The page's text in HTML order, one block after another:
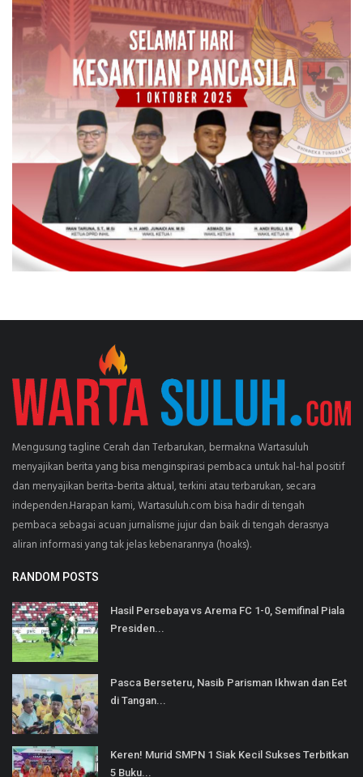
Mengusung tagline Cerah dan Terbarukan, bermakna Wartasuluh
menyajikan berita yang bisa menginspirasi pembaca untuk hal-hal positif
dan menyajikan berita-berita aktual, terkini atau terbarukan, secara
independen.Harapan kami, Wartasuluh.com bisa hadir di tengah
pembaca sebagai acuan jurnalisme jujur dan baik di tengah derasnya
aliran informasi yang tak jelas kebenarannya (hoaks).
RANDOM POSTS
Hasil Persebaya vs Arema FC 1-0, Semifinal Piala
Presiden...
Pasca Berseteru, Nasib Parisman Ikhwan dan Eet
di Tangan...
Keren! Murid SMPN 1 Siak Kecil Sukses Terbitkan
5 Buku...